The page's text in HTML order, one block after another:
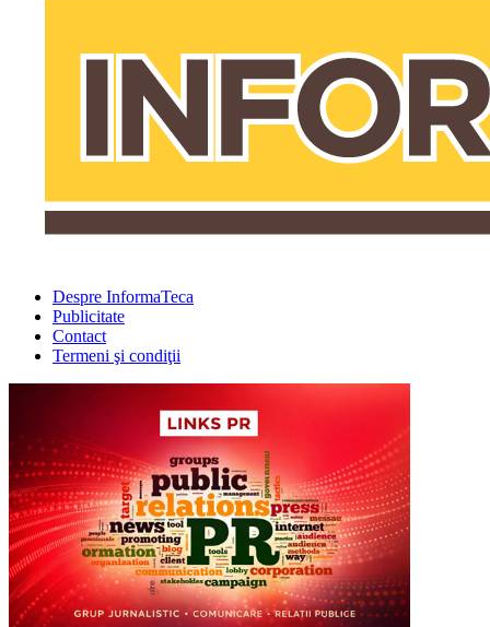
Despre InformaTeca
Publicitate
Contact
Termeni şi condiţii